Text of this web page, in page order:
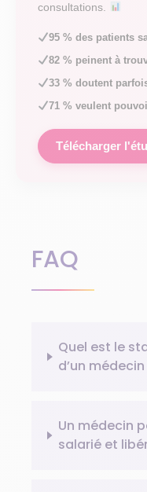
consultations.
95 % des patients
82 % peinent à
33 % doutent
71 % veulent
Télécharger
FAQ
Quel est le
d’un médecin
Un médecin
salarié et